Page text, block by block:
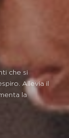
che si
Allevia il
la